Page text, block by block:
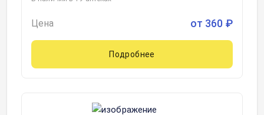
Цена от 360 ₽
Подробнее